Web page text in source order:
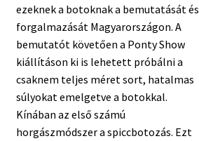
ezeknek a botoknak a bemutatását és
forgalmazását Magyarországon. A
bemutatót követően a Ponty Show
kiállításon ki is lehetett próbálni a
csaknem teljes méret sort, hatalmas
súlyokat emelgetve a botokkal.
Kínában az első számú
horgászmódszer a spiccbotozás. Ezt